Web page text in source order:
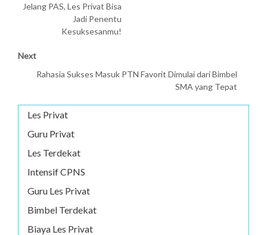
Jelang PAS, Les Privat Bisa
Jadi Penentu
Kesuksesanmu!
Next
Rahasia Sukses Masuk PTN Favorit Dimulai dari Bimbel
SMA yang Tepat
Les Privat
Guru Privat
Les Terdekat
Intensif CPNS
Guru Les Privat
Bimbel Terdekat
Biaya Les Privat